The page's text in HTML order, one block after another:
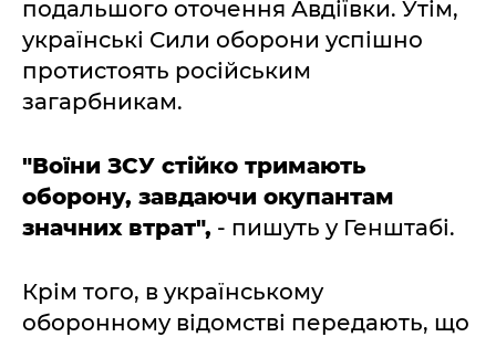
подальшого оточення Авдіївки. Утім,
українські Сили оборони успішно
протистоять російським
загарбникам.
"Воїни ЗСУ стійко тримають
оборону, завдаючи окупантам
значних втрат", - пишуть у Генштабі.
Крім того, в українському
оборонному відомстві передають, що